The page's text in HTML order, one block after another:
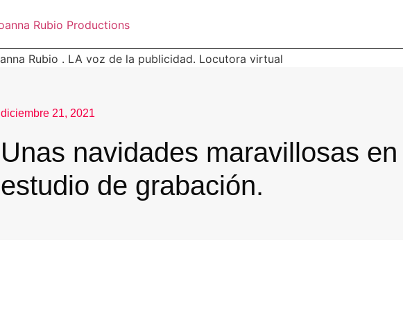
diciembre 21, 2021
Unas navidades maravillosas
estudio de grabación.